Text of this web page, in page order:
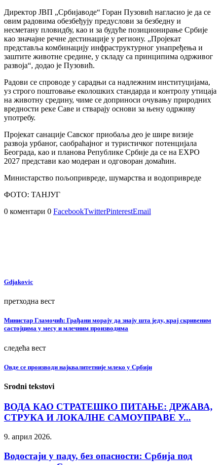
Директор ЈВП „Србијаводе“ Горан Пузовић нагласио је да се
овим радовима обезбеђују предуслови за безбедну и
несметану пловидбу, као и за будуће позиционирање Србије
као значајне речне дестинације у региону. „Пројекат
представља комбинацију инфраструктурног унапређења и
заштите животне средине, у складу са принципима одрживог
развоја“, додао је Пузовић.
Радови се спроводе у сарадњи са надлежним институцијама,
уз строго поштовање еколошких стандарда и контролу утицаја
на животну средину, чиме се доприноси очувању природних
вредности реке Саве и стварају основи за њену одрживу
употребу.
Пројекат санације Савског приобаља део је шире визије
развоја урбаног, саобраћајног и туристичког потенцијала
Београда, као и планова Републике Србије да се на EXPO
2027 представи као модеран и одговоран домаћин.
Министарство пољопривреде, шумарства и водопривреде
ФОТО: ТАНЈУГ
0 коментари 0 FacebookTwitterPinterestEmail
Gdjakovic
претходна вест
Министар Гламочић: Грађани морају да знају шта једу, крај скривеним
састојцима у месу и млечним производима
следећа вест
Овде се производи најквалитетније млеко у Србији
Srodni tekstovi
ВОДА КАО СТРАТЕШКО ПИТАЊЕ: ДРЖАВА,
СТРУКА И ЛОКАЛНЕ САМОУПРАВЕ У...
9. април 2026.
Водостаји у паду, без опасности: Србија под